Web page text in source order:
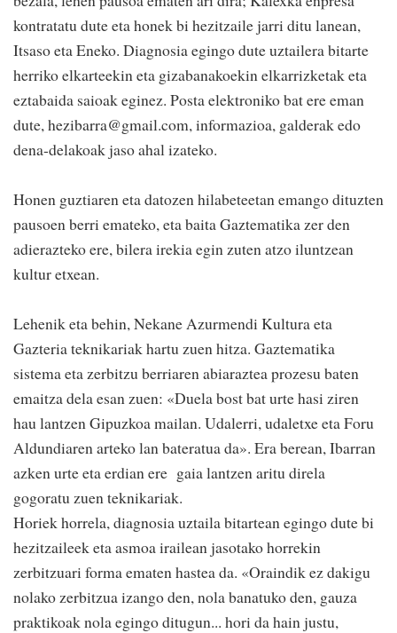
kontratatu dute eta honek bi hezitzaile jarri ditu lanean,
Itsaso eta Eneko. Diagnosia egingo dute uztailera bitarte
herriko elkarteekin eta gizabanakoekin elkarrizketak eta
eztabaida saioak eginez. Posta elektroniko bat ere eman
dute, hezibarra@gmail.com, informazioa, galderak edo
dena-delakoak jaso ahal izateko.
Honen guztiaren eta datozen hilabeteetan emango dituzten
pausoen berri emateko, eta baita Gaztematika zer den
adierazteko ere, bilera irekia egin zuten atzo iluntzean
kultur etxean.
Lehenik eta behin, Nekane Azurmendi Kultura eta
Gazteria teknikariak hartu zuen hitza. Gaztematika
sistema eta zerbitzu berriaren abiaraztea prozesu baten
emaitza dela esan zuen: «Duela bost bat urte hasi ziren
hau lantzen Gipuzkoa mailan. Udalerri, udaletxe eta Foru
Aldundiaren arteko lan bateratua da». Era berean, Ibarran
azken urte eta erdian ere gaia lantzen aritu direla
gogoratu zuen teknikariak.
Horiek horrela, diagnosia uztaila bitartean egingo dute bi
hezitzaileek eta asmoa irailean jasotako horrekin
zerbitzuari forma ematen hastea da. «Oraindik ez dakigu
nolako zerbitzua izango den, nola banatuko den, gauza
praktikoak nola egingo ditugun... hori da hain justu,